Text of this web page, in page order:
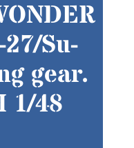
Su-
gear.
1/48